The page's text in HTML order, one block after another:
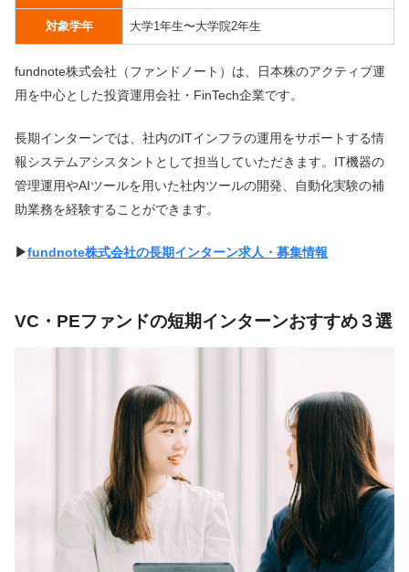
対象学年 大学1年生〜大学院2年生
fundnote株式会社（ファンドノート）は、日本株のアクティブ運
用を中心とした投資運用会社・FinTech企業です。
長期インターンでは、社内のITインフラの運用をサポートする情
報システムアシスタントとして担当していただきます。IT機器の
管理運用やAIツールを用いた社内ツールの開発、自動化実験の補
助業務を経験することができます。
▶︎fundnote株式会社の長期インターン求人・募集情報
VC・PEファンドの短期インターンおすすめ３選